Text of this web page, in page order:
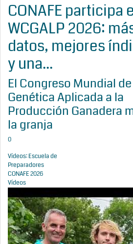
CONAFE participa
WCGALP 2026:
datos, mejores
y una...
El Congreso Mundial de
Genética Aplicada a la
Producción Ganadera
la granja
0
Vídeos: Escuela de
Preparadores
CONAFE 2026
Vídeos